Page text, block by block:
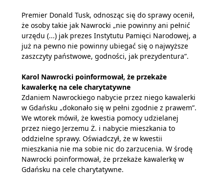
Premier Donald Tusk, odnosząc się do sprawy ocenił,
że osoby takie jak Nawrocki „nie powinny ani pełnić
urzędu (...) jak prezes Instytutu Pamięci Narodowej, a
już na pewno nie powinny ubiegać się o najwyższe
zaszczyty państwowe, godności, jak prezydentura”.
Karol Nawrocki poinformował, że przekaże
kawalerkę na cele charytatywne
Zdaniem Nawrockiego nabycie przez niego kawalerki
w Gdańsku „dokonało się w pełni zgodnie z prawem”.
We wtorek mówił, że kwestia pomocy udzielanej
przez niego Jerzemu Ż. i nabycie mieszkania to
oddzielne sprawy. Oświadczył, że w kwestii
mieszkania nie ma sobie nic do zarzucenia. W środę
Nawrocki poinformował, że przekaże kawalerkę w
Gdańsku na cele charytatywne.